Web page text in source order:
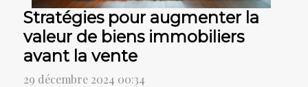
Stratégies pour augmenter la
valeur de biens immobiliers
avant la vente
29 décembre 2024 00:34